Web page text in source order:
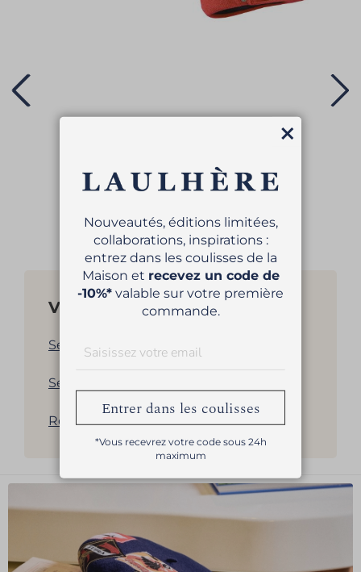
99,00 €
Vous aimerez aussi...
Sélection de bérets pour femme
Sélection de bérets pour homme
Revenir à la liste des produits
Nouveautés, éditions limitées,
collaborations, inspirations :
entrez dans les coulisses de la
Maison et recevez un code de
-10%* valable sur votre première
commande.
Entrer dans les coulisses
*Vous recevrez votre code sous 24h
maximum